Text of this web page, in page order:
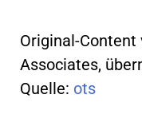
Original-Content
Associates,
Quelle: ots